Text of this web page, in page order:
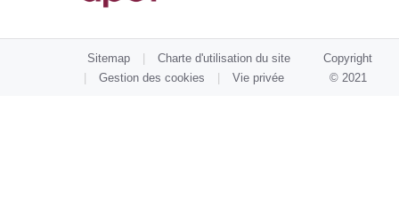
Sitemap
Charte d'utilisation du site
Gestion des cookies
Vie privée
Copyright
© 2021